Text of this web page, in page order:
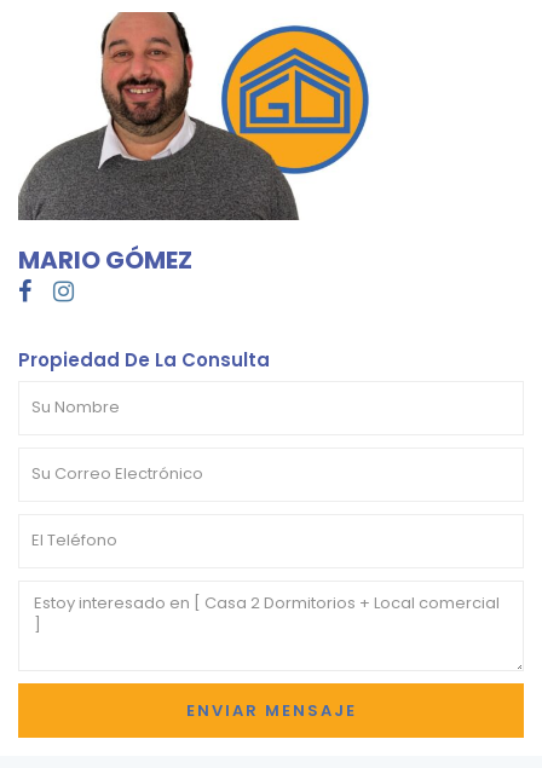
MARIO GÓMEZ
Propiedad De La Consulta